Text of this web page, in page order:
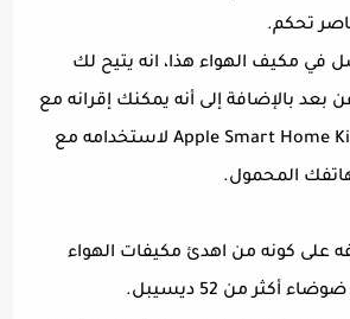
تحكم.
في مكيف الهواء هذا، انه يتيح لك
بعد بالإضافة إلى أنه يمكنك إقرانه مع
Amazon Alexa أو Apple Smart Home Kit لاستخدامه مع
المحمول.
على كونه من اهدئ مكيفات الهواء
أكثر من 52 ديسيبل.